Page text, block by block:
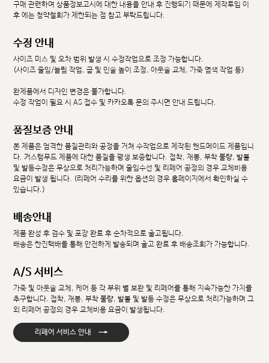
구매 관련하여 상품정보고시에 대한 내용을 안내 후 진행되기 때문에 제작투입 이
후 에는 청약철회가 제한되는 점 참고 부탁드립니다.
수정 안내
사이즈 미스 및 오차 범위 발생 시 수정작업으로 조정 가능합니다.
(사이즈 줄임/늘림 작업, 굽 및 인솔 높이 조정, 아웃솔 교체, 가죽 염색 작업 등)
완제품에서 디자인 변경은 불가합니다.
수정 작업이 필요 시 AS 접수 및 카카오톡 문의 주시면 안내 드립니다.
품질보증 안내
본 제품은 엄격한 품질관리와 공정을 거쳐 수작업으로 제작된 핸드메이드 제품입니
다. 커스텀무드 제품에 대한 품질을 평생 보증합니다. 접착, 재봉, 부착 불량, 발볼
및 발등수정은 무상으로 처리가능하며 줄임수선 및 리페어 공정의 경우 교체비용
요금이 발생 됩니다. (리페어 수리를 위한 옵션의 경우 홈페이지에서 확인하실 수
있습니다.)
배송안내
제품 완성 후 검수 및 포장 완료 후 순차적으로 출고됩니다.
배송은 한진택배를 통해 안전하게 발송되며 출고 완료 후 배송조회가 가능합니다.
A/S 서비스
가죽 및 아웃솔 교체, 케어 등 각 부위 별 보완 및 리페어를 통해 지속가능한 가치를
추구합니다. 접착, 재봉, 부착 불량, 발볼 및 발등 수정은 무상으로 처리가능하며 그
외 리페어 공정의 경우 교체비용 요금이 발생됩니다.
리페어 서비스 안내 →